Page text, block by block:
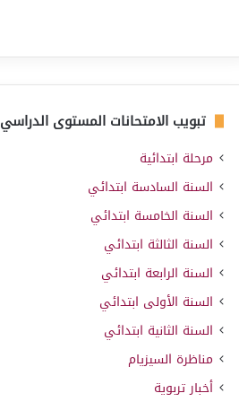
تبويب الامتحانات المستوى الدراسي
مرحلة ابتدائية
السنة السادسة ابتدائي
السنة الخامسة ابتدائي
السنة الثالثة ابتدائي
السنة الرابعة ابتدائي
السنة الأولى ابتدائي
السنة الثانية ابتدائي
مناظرة السيزيام
أخبار تربوية